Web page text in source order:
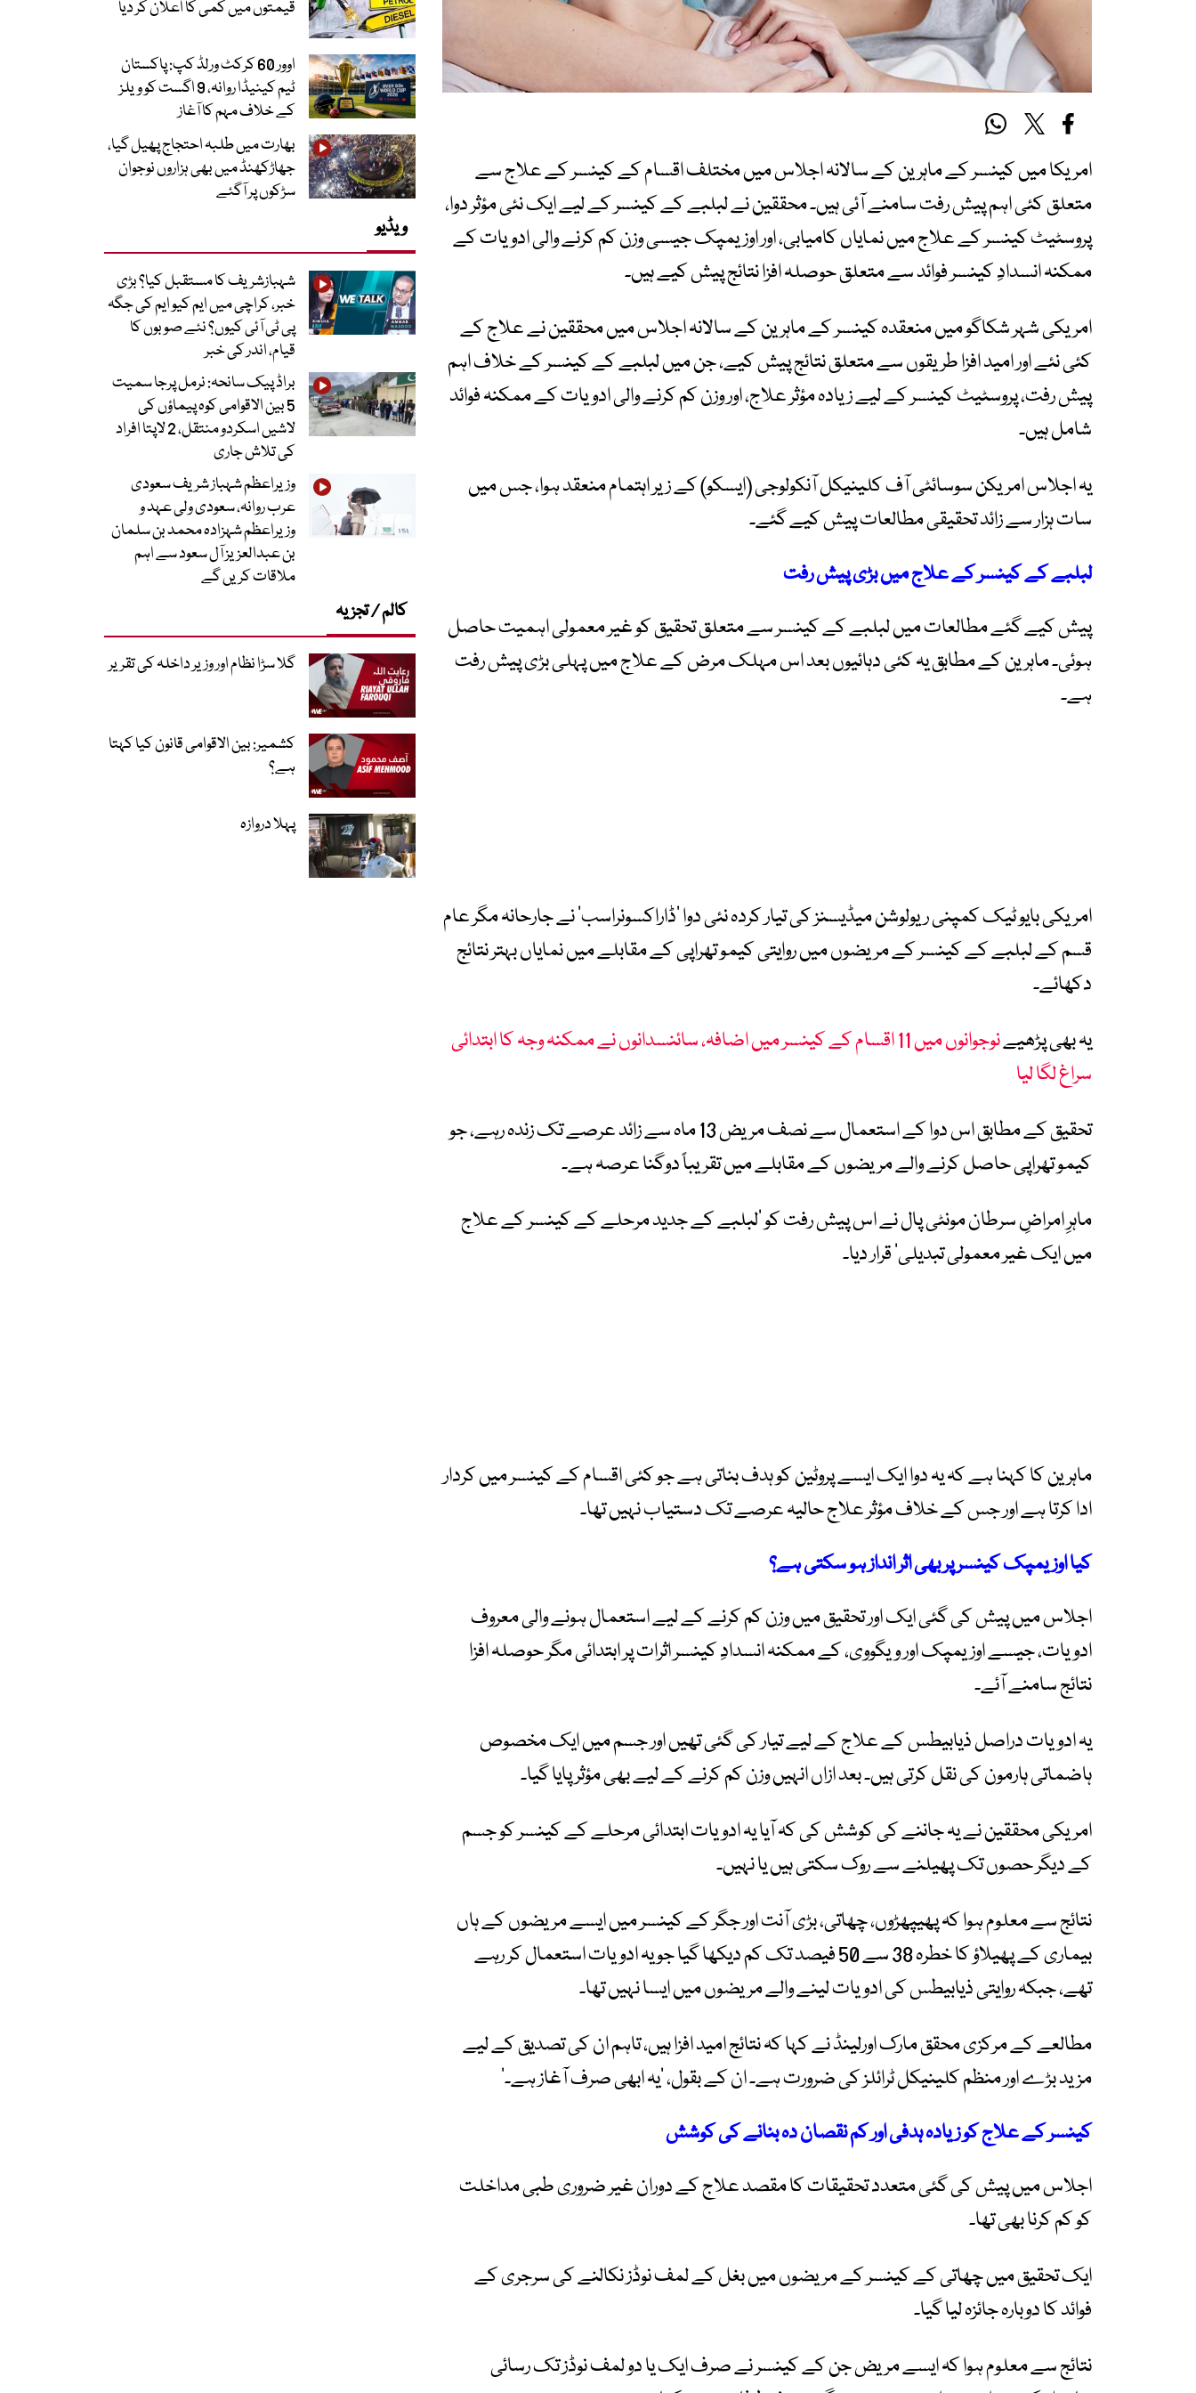
امریکا میں کینسر کے ماہرین کے سالانہ اجلاس میں مختلف اقسام کے کینسر کے علاج سے
متعلق کئی اہم پیش رفت سامنے آئی ہیں۔ محققین نے لبلبے کے کینسر کے لیے ایک نئی مؤثر دوا،
پروسٹیٹ کینسر کے علاج میں نمایاں کامیابی، اور اوزیمپک جیسی وزن کم کرنے والی ادویات کے
ممکنہ انسدادِ کینسر فوائد سے متعلق حوصلہ افزا نتائج پیش کیے ہیں۔
امریکی شہر شکاگو میں منعقدہ کینسر کے ماہرین کے سالانہ اجلاس میں محققین نے علاج کے
کئی نئے اور امید افزا طریقوں سے متعلق نتائج پیش کیے، جن میں لبلبے کے کینسر کے خلاف اہم
پیش رفت، پروسٹیٹ کینسر کے لیے زیادہ مؤثر علاج، اور وزن کم کرنے والی ادویات کے ممکنہ فوائد
شامل ہیں۔
یہ اجلاس امریکن سوسائٹی آف کلینیکل آنکولوجی (ایسکو) کے زیر اہتمام منعقد ہوا، جس میں
سات ہزار سے زائد تحقیقی مطالعات پیش کیے گئے۔
لبلبے کے کینسر کے علاج میں بڑی پیش رفت
پیش کیے گئے مطالعات میں لبلبے کے کینسر سے متعلق تحقیق کو غیر معمولی اہمیت حاصل
ہوئی۔ ماہرین کے مطابق یہ کئی دہائیوں بعد اس مہلک مرض کے علاج میں پہلی بڑی پیش رفت
ہے۔
امریکی بایو ٹیک کمپنی ریولوشن میڈیسنز کی تیار کردہ نئی دوا ’ڈاراکسونراسب‘ نے جارحانہ مگر عام
قسم کے لبلبے کے کینسر کے مریضوں میں روایتی کیمو تھراپی کے مقابلے میں نمایاں بہتر نتائج
دکھائے۔
یہ بھی پڑھیے
نوجوانوں میں 11 اقسام کے کینسر میں اضافہ، سائنسدانوں نے ممکنہ وجہ کا ابتدائی
سراغ لگا لیا
تحقیق کے مطابق اس دوا کے استعمال سے نصف مریض 13 ماہ سے زائد عرصے تک زندہ رہے، جو
کیمو تھراپی حاصل کرنے والے مریضوں کے مقابلے میں تقریباً دوگنا عرصہ ہے۔
ماہرِ امراضِ سرطان مونٹی پال نے اس پیش رفت کو ’لبلبے کے جدید مرحلے کے کینسر کے علاج
میں ایک غیر معمولی تبدیلی‘ قرار دیا۔
ماہرین کا کہنا ہے کہ یہ دوا ایک ایسے پروٹین کو ہدف بناتی ہے جو کئی اقسام کے کینسر میں کردار
ادا کرتا ہے اور جس کے خلاف مؤثر علاج حالیہ عرصے تک دستیاب نہیں تھا۔
کیا اوزیمپک کینسر پر بھی اثر انداز ہو سکتی ہے؟
اجلاس میں پیش کی گئی ایک اور تحقیق میں وزن کم کرنے کے لیے استعمال ہونے والی معروف
ادویات، جیسے اوزیمپک اور ویگووی، کے ممکنہ انسدادِ کینسر اثرات پر ابتدائی مگر حوصلہ افزا
نتائج سامنے آئے۔
یہ ادویات دراصل ذیابیطس کے علاج کے لیے تیار کی گئی تھیں اور جسم میں ایک مخصوص
ہاضماتی ہارمون کی نقل کرتی ہیں۔ بعد ازاں انہیں وزن کم کرنے کے لیے بھی مؤثر پایا گیا۔
امریکی محققین نے یہ جاننے کی کوشش کی کہ آیا یہ ادویات ابتدائی مرحلے کے کینسر کو جسم
کے دیگر حصوں تک پھیلنے سے روک سکتی ہیں یا نہیں۔
نتائج سے معلوم ہوا کہ پھیپھڑوں، چھاتی، بڑی آنت اور جگر کے کینسر میں ایسے مریضوں کے ہاں
بیماری کے پھیلاؤ کا خطرہ 38 سے 50 فیصد تک کم دیکھا گیا جو یہ ادویات استعمال کر رہے
تھے، جبکہ روایتی ذیابیطس کی ادویات لینے والے مریضوں میں ایسا نہیں تھا۔
مطالعے کے مرکزی محقق مارک اورلینڈ نے کہا کہ نتائج امید افزا ہیں، تاہم ان کی تصدیق کے لیے
مزید بڑے اور منظم کلینیکل ٹرائلز کی ضرورت ہے۔ ان کے بقول، ’یہ ابھی صرف آغاز ہے۔‘
کینسر کے علاج کو زیادہ ہدفی اور کم نقصان دہ بنانے کی کوشش
اجلاس میں پیش کی گئی متعدد تحقیقات کا مقصد علاج کے دوران غیر ضروری طبی مداخلت
کو کم کرنا بھی تھا۔
ایک تحقیق میں چھاتی کے کینسر کے مریضوں میں بغل کے لمف نوڈز نکالنے کی سرجری کے
فوائد کا دوبارہ جائزہ لیا گیا۔
نتائج سے معلوم ہوا کہ ایسے مریض جن کے کینسر نے صرف ایک یا دو لمف نوڈز تک رسائی
قیمتوں میں کمی کا اعلان کر دیا
اوور 60 کرکٹ ورلڈ کپ: پاکستان
ٹیم کینیڈا روانہ، 9 اگست کو ویلز
کے خلاف مہم کا آغاز
بھارت میں طلبہ احتجاج پھیل گیا،
جھاڑکھنڈ میں بھی ہزاروں نوجوان
سڑکوں پر آگئے
ویڈیو
شہبازشریف کا مستقبل کیا؟ بڑی
خبر، کراچی میں ایم کیو ایم کی جگہ
پی ٹی آئی کیوں؟ نئے صوبوں کا
قیام، اندر کی خبر
براڈ پیک سانحہ: نرمل پرجا سمیت
5 بین الاقوامی کوہ پیماؤں کی
لاشیں اسکردو منتقل، 2 لاپتا افراد
کی تلاش جاری
وزیراعظم شہباز شریف سعودی
عرب روانہ، سعودی ولی عہد و
وزیراعظم شہزادہ محمد بن سلمان
بن عبدالعزیز آل سعود سے اہم
ملاقات کریں گے
کالم / تجزیہ
گلا سڑا نظام اور وزیر داخلہ کی تقریر
کشمیر: بین الاقوامی قانون کیا کہتا
ہے؟
پہلا دروازہ